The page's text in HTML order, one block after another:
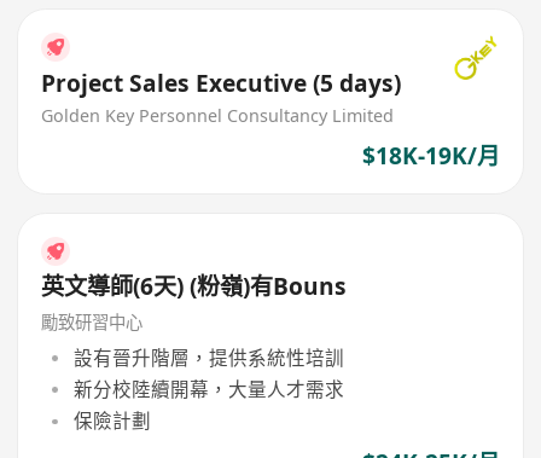
Project Sales Executive (5 days)
Golden Key Personnel Consultancy Limited
$18K-19K/月
英文導師(6天) (粉嶺)有Bouns
勵致研習中心
設有晉升階層，提供系統性培訓
新分校陸續開幕，大量人才需求
保險計劃